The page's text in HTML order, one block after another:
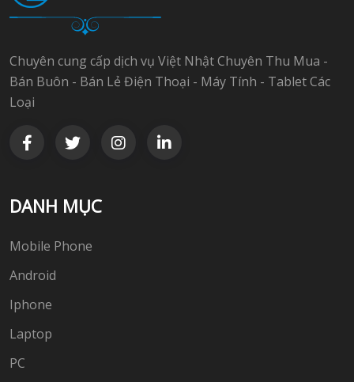
Chuyên cung cấp dịch vụ Việt Nhật Chuyên Thu Mua -
Bán Buôn - Bán Lẻ Điện Thoại - Máy Tính - Tablet Các
Loại
DANH MỤC
Mobile Phone
Android
Iphone
Laptop
PC